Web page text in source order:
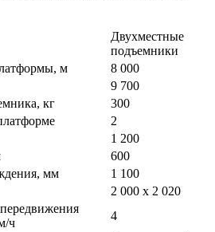
Двухместные
подъемники
м
8 000
9 700
кг
300
2
1 200
600
мм
1 100
2 000 х 2 020
ч
4